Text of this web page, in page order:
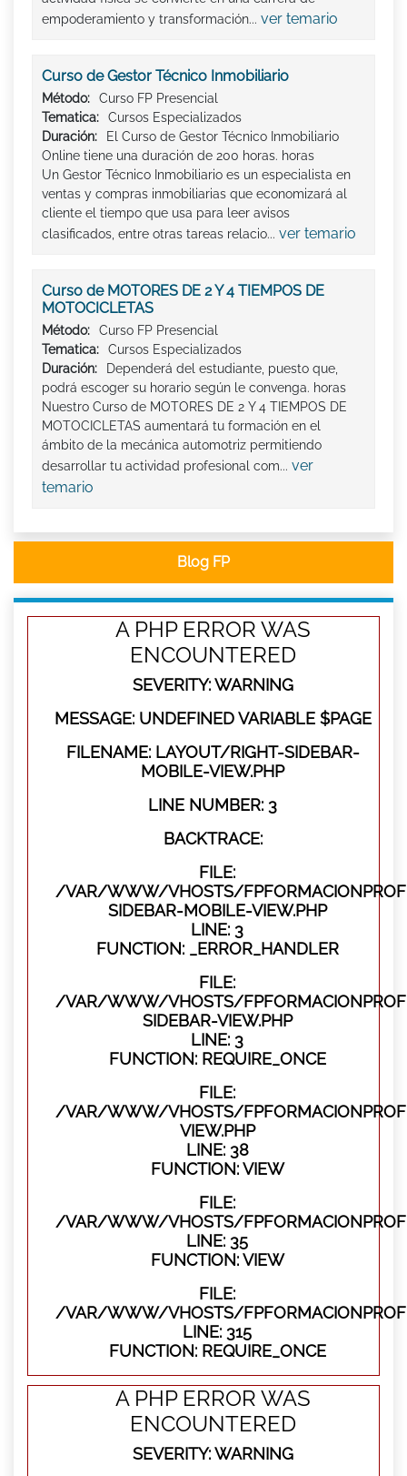
empoderamiento y transformación... ver temario
Curso de Gestor Técnico Inmobiliario
Método:
Curso FP Presencial
Tematica:
Cursos Especializados
Duración:
El Curso de Gestor Técnico Inmobiliario
Online tiene una duración de 200 horas. horas
Un Gestor Técnico Inmobiliario es un especialista en
ventas y compras inmobiliarias que economizará al
cliente el tiempo que usa para leer avisos
clasificados, entre otras tareas relacio... ver temario
Curso de MOTORES DE 2 Y 4 TIEMPOS DE
MOTOCICLETAS
Método:
Curso FP Presencial
Tematica:
Cursos Especializados
Duración:
Dependerá del estudiante, puesto que,
podrá escoger su horario según le convenga. horas
Nuestro Curso de MOTORES DE 2 Y 4 TIEMPOS DE
MOTOCICLETAS aumentará tu formación en el
ámbito de la mecánica automotriz permitiendo
desarrollar tu actividad profesional com... ver
temario
Blog FP
A PHP ERROR WAS
ENCOUNTERED
SEVERITY: WARNING
MESSAGE: UNDEFINED VARIABLE $PAGE
FILENAME: LAYOUT/RIGHT-SIDEBAR-
MOBILE-VIEW.PHP
LINE NUMBER: 3
BACKTRACE:
FILE:
/VAR/WWW/VHOSTS/
SIDEBAR-MOBILE-VIEW.PHP
LINE: 3
FUNCTION: _ERROR_HANDLER
FILE:
/VAR/WWW/VHOSTS/
SIDEBAR-VIEW.PHP
LINE: 3
FUNCTION: REQUIRE_ONCE
FILE:
/VAR/WWW/VHOSTS/
VIEW.PHP
LINE: 38
FUNCTION: VIEW
FILE:
/VAR/WWW/VHOSTS/
LINE: 35
FUNCTION: VIEW
FILE:
/VAR/WWW/VHOSTS/
LINE: 315
FUNCTION: REQUIRE_ONCE
A PHP ERROR WAS
ENCOUNTERED
SEVERITY: WARNING